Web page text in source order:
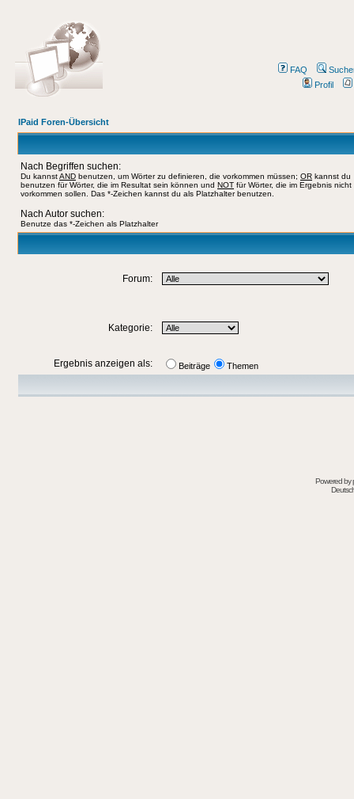
FAQ
Profil
IPaid Foren-Übersicht
Nach Begriffen suchen:
Du kannstAND benutzen, um Wörter zu definieren, die vorkommen müssen; OR kannst du
benutzen für Wörter, die im Resultat sein können und NOT für Wörter, die im Ergebnis nicht
vorkommen sollen. Das *-Zeichen kannst du als Platzhalter benutzen.
Nach Autor suchen:
Benutze das *-Zeichen als Platzhalter
Forum:
Kategorie:
Ergebnis anzeigen als: Beiträge Themen
Powered by